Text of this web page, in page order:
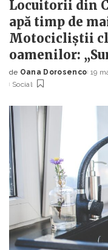
Locuitorii din
apă timp de
Motocicliștii
oamenilor:
Posted
by
de Oana Dorosenco 19
Social